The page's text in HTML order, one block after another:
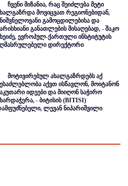
ჩვენი მიზანია, რაც შეიძლება მეტი
მოვიცვათ რეგიონებიდან,
გამოცდილებისა და
განათლების მისაღებად, - შაკო
ევროპულ-ქართული ინსტიტუტის
დირექტორი
მოტივირებულ ახალგაზრდებს აქ
აქვთ ისწავლონ, მოიტანონ
იდეები და მიიღონ საჭირო
- ბიტისის (BITISI)
ლევან ნიპარიშვილი